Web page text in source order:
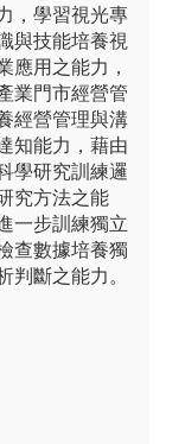
，學習視光專
與技能培養視
應用之能力，
業門市經營管
經營管理與溝
知能力，藉由
學研究訓練邏
究方法之能
一步訓練獨立
查數據培養獨
判斷之能力。